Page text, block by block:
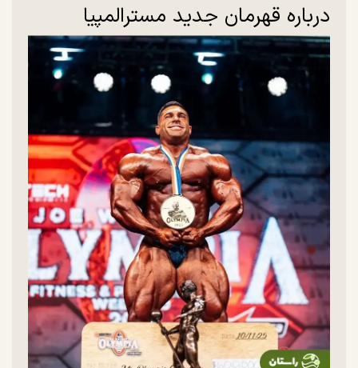
درباره قهرمان جدید مسترالمپیا